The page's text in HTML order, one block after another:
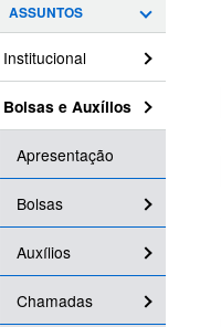
ASSUNTOS
Institucional
Bolsas e Auxílios
Apresentação
Bolsas
Auxílios
Chamadas